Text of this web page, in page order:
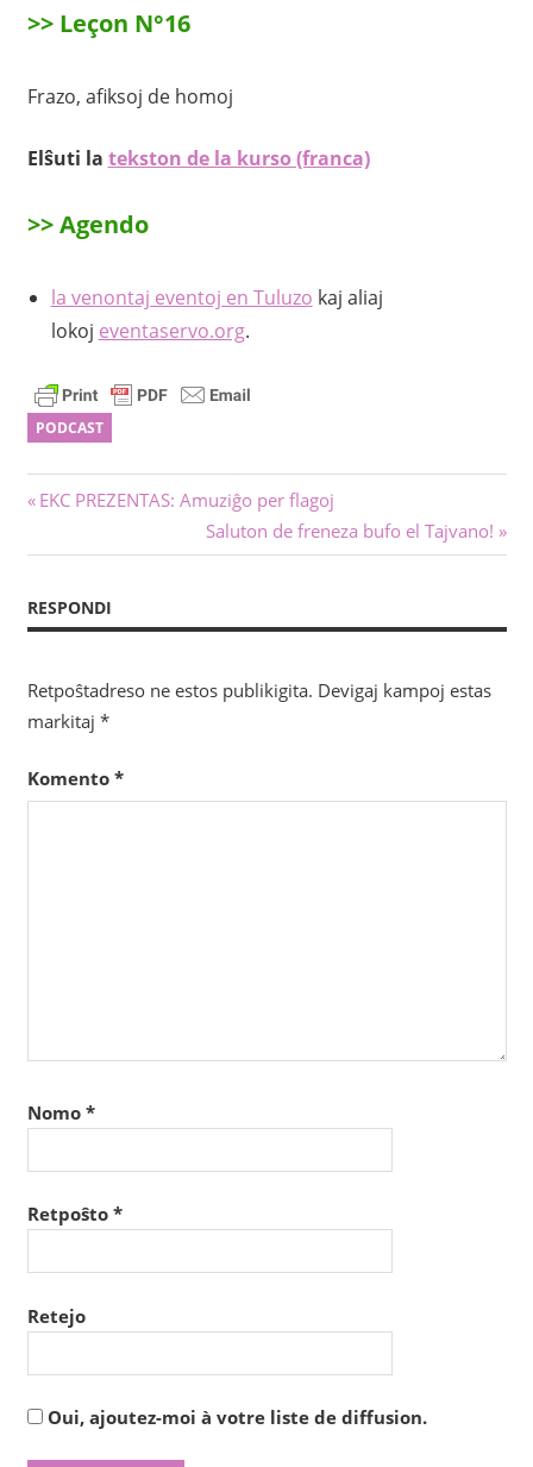
>> Leçon N°16
Frazo, afiksoj de homoj
Elŝuti la tekston de la kurso (franca)
>> Agendo
la venontaj eventoj en Tuluzo kaj aliaj
lokoj eventaservo.org.
PODCAST
Navigado
tra
afiŝoj
Antaŭa
EKC PREZENTAS: Amuziĝo per flagoj
Sekva
afiŝo:
Saluton de freneza bufo el Tajvano!
RESPONDI
Retpoŝtadreso ne estos publikigita. Devigaj kampoj estas
markitaj *
Komento *
Nomo *
Retpoŝto *
Retejo
Oui, ajoutez-moi à votre liste de diffusion.